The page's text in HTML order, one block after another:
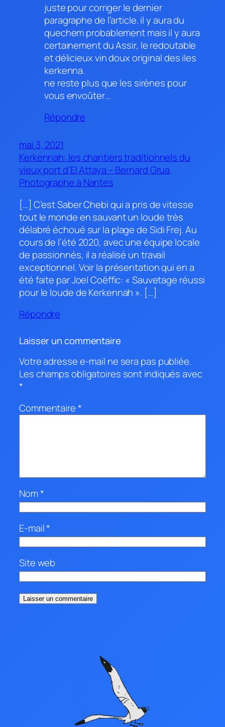
juste pour corriger le dernier
paragraphe de l’article. il y aura du
quechem probablement mais il y aura
certainement du Assir, le redoutable
et délicieux vin doux original des iles
kerkenna.
ne reste plus que les sirènes pour
vous envoûter…
Répondre
mai 3, 2021
Kerkennah: les chantiers traditionnels du
vieux port d’El Attaya – Bernard Grua,
Photographe à Nantes
[…] C’est Saber Chebi qui a pris de vitesse
tout le monde en sauvant un loude très
délabré échoué sur la plage de Sidi Frej. Au
cours de l’été 2020, avec une équipe locale
de passionnés, il a réalisé un travail
exceptionnel. Voir la présentation qui en a
été faite par Joel Coëffic: « Sauvetage réussi
pour le loude de Kerkennah ». […]
Répondre
Laisser un commentaire
Votre adresse e-mail ne sera pas publiée.
Les champs obligatoires sont indiqués avec
*
Commentaire*
Nom*
E-mail*
Site web